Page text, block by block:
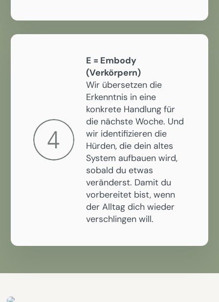
E = Embody
(Verkörpern)
Wir übersetzen die
Erkenntnis in eine
konkrete Handlung für
die nächste Woche. Und
wir identifizieren die
Hürden, die dein altes
System aufbauen wird,
sobald du etwas
veränderst. Damit du
vorbereitet bist, wenn
der Alltag dich wieder
verschlingen will.